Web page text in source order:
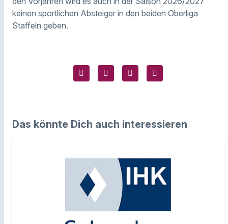
keinen sportlichen Absteiger in den beiden Oberliga
Staffeln geben.
Das könnte Dich auch interessieren